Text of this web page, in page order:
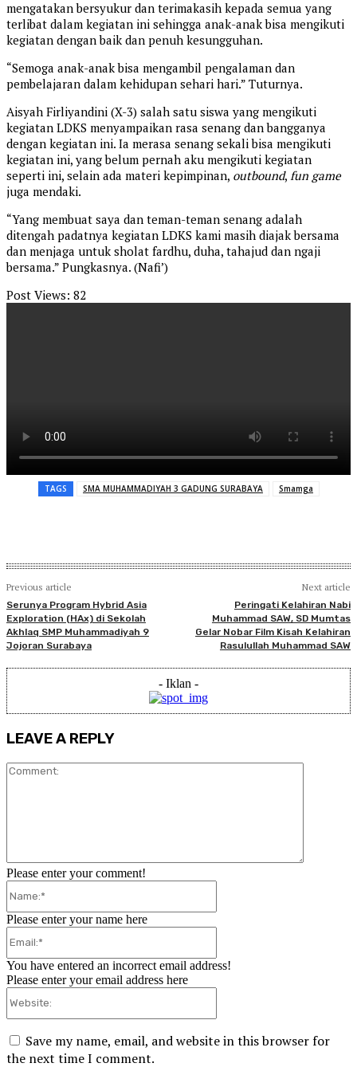
mengatakan bersyukur dan terimakasih kepada semua yang
terlibat dalam kegiatan ini sehingga anak-anak bisa mengikuti
kegiatan dengan baik dan penuh kesungguhan.
“Semoga anak-anak bisa mengambil pengalaman dan
pembelajaran dalam kehidupan sehari hari.” Tuturnya.
Aisyah Firliyandini (X-3) salah satu siswa yang mengikuti
kegiatan LDKS menyampaikan rasa senang dan bangganya
dengan kegiatan ini. Ia merasa senang sekali bisa mengikuti
kegiatan ini, yang belum pernah aku mengikuti kegiatan
seperti ini, selain ada materi kepimpinan, outbound, fun game
juga mendaki.
“Yang membuat saya dan teman-teman senang adalah
ditengah padatnya kegiatan LDKS kami masih diajak bersama
dan menjaga untuk sholat fardhu, duha, tahajud dan ngaji
bersama.” Pungkasnya. (Nafi’)
Post Views: 82
TAGS SMA MUHAMMADIYAH 3 GADUNG SURABAYA Smamga
Previous article
Serunya Program Hybrid Asia
Exploration (HAx) di Sekolah
Akhlaq SMP Muhammadiyah 9
Jojoran Surabaya
Next article
Peringati Kelahiran Nabi
Muhammad SAW, SD Mumtas
Gelar Nobar Film Kisah Kelahiran
Rasulullah Muhammad SAW
- Iklan -
LEAVE A REPLY
Please enter your comment!
Please enter your name here
You have entered an incorrect email address!
Please enter your email address here
Save my name, email, and website in this browser for
the next time I comment.